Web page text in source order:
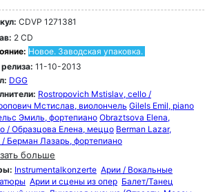
CDVP 1271381
2 CD
Новое. Заводская упаковка.
11-10-2013
DGG
Rostropovich Mstislav, cello /
Мстислав, виолончель Gilels Emil, piano
Эмиль, фортепиано Obraztsova Elena,
/ Образцова Елена, меццо Berman Lazar,
/ Берман Лазарь, фортепиано
больше
Instrumentalkonzerte Арии / Вокальные
Арии и сцены из опер Балет/Танец